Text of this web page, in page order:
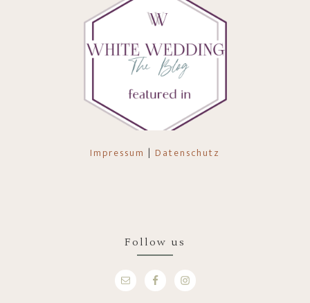
Impressum | Datenschutz
Follow us